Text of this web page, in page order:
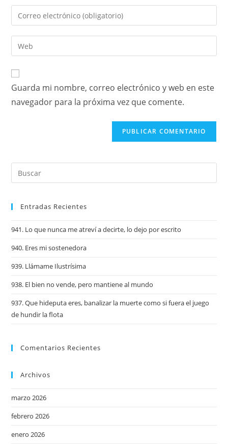
Guarda mi nombre, correo electrónico y web en este
navegador para la próxima vez que comente.
Entradas Recientes
941. Lo que nunca me atreví a decirte, lo dejo por escrito
940. Eres mi sostenedora
939. Llámame Ilustrísima
938. El bien no vende, pero mantiene al mundo
937. Que hideputa eres, banalizar la muerte como si fuera el juego
de hundir la flota
Comentarios Recientes
Archivos
marzo 2026
febrero 2026
enero 2026